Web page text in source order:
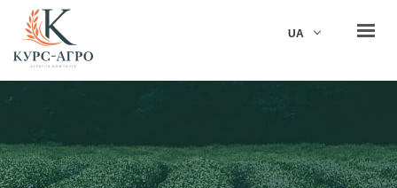
ДІЯЛЬНІСТЬ
ВІДПОВІДАЛЬНІСТЬ
UA